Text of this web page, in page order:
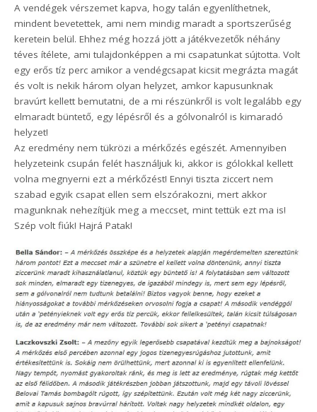
A vendégek vérszemet kapva, hogy talán egyenlíthetnek,
mindent bevetettek, ami nem mindig maradt a sportszerűség
keretein belül. Ehhez még hozzá jött a játékvezetők néhány
téves ítélete, ami tulajdonképpen a mi csapatunkat sújtotta. Volt
egy erős tíz perc amikor a vendégcsapat kicsit megrázta magát
és volt is nekik három olyan helyzet, amkor kapusunknak
bravúrt kellett bemutatni, de a mi részünkről is volt legalább egy
elmaradt büntető, egy lépésről és a gólvonalról is kimaradó
helyzet!
Az eredmény nem tükrözi a mérkőzés egészét. Amennyiben
helyzeteink csupán felét használjuk ki, akkor is gólokkal kellett
volna megnyerni ezt a mérkőzést! Ennyi tiszta ziccert nem
szabad egyik csapat ellen sem elszórakozni, mert akkor
magunknak nehezítjük meg a meccset, mint tettük ezt ma is!
Szép volt fiúk! Hajrá Patak!